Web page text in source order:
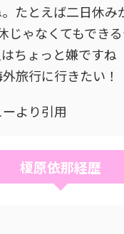
たとえば二日休み
じゃなくてもでき
ちょっと嫌ですね
旅行に行きたい！
より引用
榎原依那経歴